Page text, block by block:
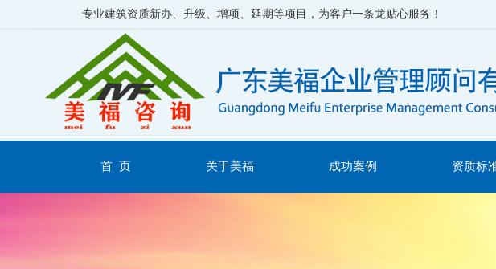
专业建筑资质新办、升级、增项、延期等项目，为客户一条龙贴心服务！
首 页 关于美福 成功案例 资质标